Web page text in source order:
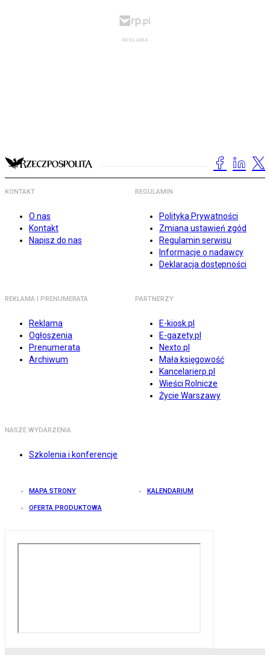
KONTAKT
O nas
Kontakt
Napisz do nas
REGULAMIN
Polityka Prywatności
Zmiana ustawień zgód
Regulamin serwisu
Informacje o nadawcy
Deklaracja dostępności
REKLAMA I PRENUMERATA
Reklama
Ogłoszenia
Prenumerata
Archiwum
PARTNERZY
E-kiosk.pl
E-gazety.pl
Nexto.pl
Mała księgowość
Kancelarierp.pl
Wieści Rolnicze
Życie Warszawy
NASZE WYDARZENIA
Szkolenia i konferencje
MAPA STRONY KALENDARIUM
OFERTA PRODUKTOWA